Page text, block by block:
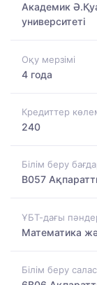
Академик
университеті
Оқу мерзімі
4 года
Кредиттер
240
Білім беру
B057
ҰБТ-дағы
Математика
Білім беру